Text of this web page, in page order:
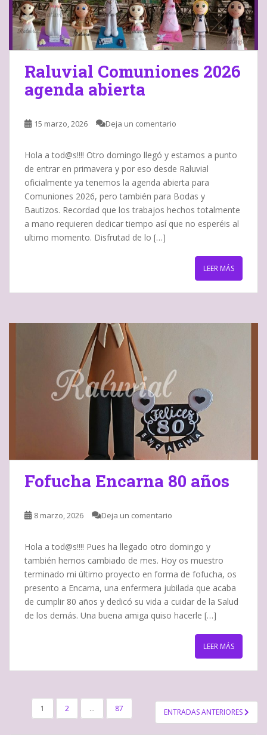
Raluvial Comuniones 2026
agenda abierta
15 marzo, 2026 Deja un comentario
Hola a tod@s!!!! Otro domingo llegó y estamos a punto
de entrar en primavera y por eso desde Raluvial
oficialmente ya tenemos la agenda abierta para
Comuniones 2026, pero también para Bodas y
Bautizos. Recordad que los trabajos hechos totalmente
a mano requieren dedicar tiempo así que no esperéis al
ultimo momento. Disfrutad de lo […]
LEER MÁS
Fofucha Encarna 80 años
8 marzo, 2026 Deja un comentario
Hola a tod@s!!!! Pues ha llegado otro domingo y
también hemos cambiado de mes. Hoy os muestro
terminado mi último proyecto en forma de fofucha, os
presento a Encarna, una enfermera jubilada que acaba
de cumplir 80 años y dedicó su vida a cuidar de la Salud
de los demás. Una buena amiga quiso hacerle […]
LEER MÁS
NAVEGACIÓN
1 2 … 87 ENTRADAS ANTERIORES